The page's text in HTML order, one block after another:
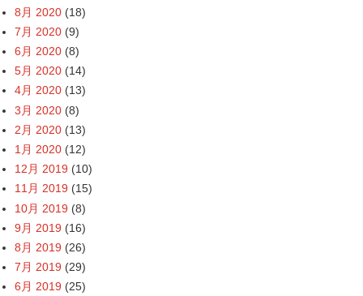
8月 2020 (18)
7月 2020 (9)
6月 2020 (8)
5月 2020 (14)
4月 2020 (13)
3月 2020 (8)
2月 2020 (13)
1月 2020 (12)
12月 2019 (10)
11月 2019 (15)
10月 2019 (8)
9月 2019 (16)
8月 2019 (26)
7月 2019 (29)
6月 2019 (25)